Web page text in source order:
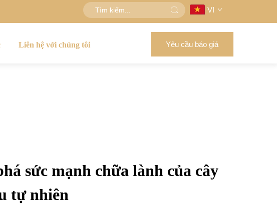
VI
Liên hệ với chúng tôi Yêu cầu báo giá
sức mạnh chữa lành của cây
tự nhiên